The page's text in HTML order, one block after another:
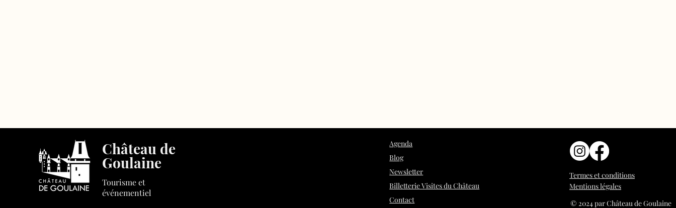
Château de
Goulaine
Tourisme et
événementiel
Agenda
Blog
Newsletter
Billetterie Visites du Château
Contact
Termes et conditions
Mentions légales
© 2024 par Château de Goulaine